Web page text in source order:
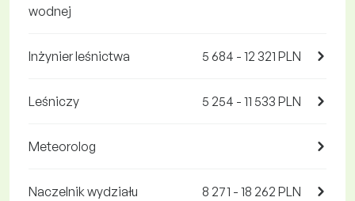
wodnej
Inżynier leśnictwa 5 684 - 12 321 PLN
Leśniczy 5 254 - 11 533 PLN
Meteorolog
Naczelnik wydziału 8 271 - 18 262 PLN